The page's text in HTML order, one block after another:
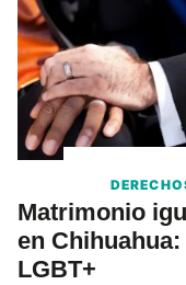
Matrimonio
en
LGBT+